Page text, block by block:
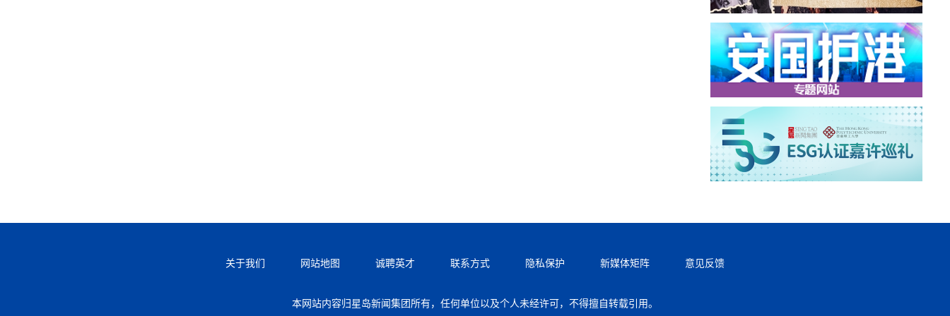
关于我们 网站地图 诚聘英才 联系方式 隐私保护 新媒体矩阵 意见反馈
本网站内容归星岛新闻集团所有，任何单位以及个人未经许可，不得擅自转载引用。